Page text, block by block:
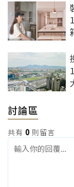
討論區
共有 0 則留言